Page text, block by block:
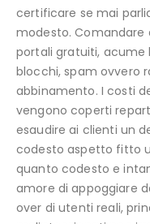
certificare se mai
modesto.
portali gratuiti, acume
blocchi, spam ovvero
abbinamento. I costi
vengono coperti
esaudire ai clienti un
codesto aspetto fitto
quanto codesto e
amore di appoggiare
over di utenti reali,